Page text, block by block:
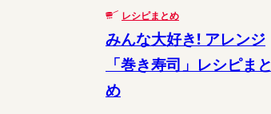
レシピまとめ
みんな大好き! アレンジ
「巻き寿司」レシピまと
め